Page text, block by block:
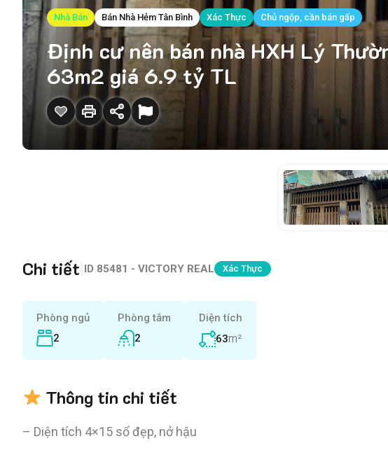
Nhà Bán Bán Nhà Hẻm Tân Bình Xác Thực Chủ ngộp, cần bán gấp
Định cư nên bán nhà HXH Lý
63m2 giá 6.9 tỷ TL
Chi tiết ID 85481 - VICTORY REAL Xác Thực
Phòng ngủ
2
Phòng tắm
2
Diện tích
63m²
Thông tin chi tiết
– Diện tích 4×15 sổ đẹp, nở hậu